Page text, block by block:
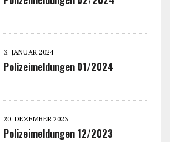
3. JANUAR 2024
Polizeimeldungen 01/2024
20. DEZEMBER 2023
Polizeimeldungen 12/2023